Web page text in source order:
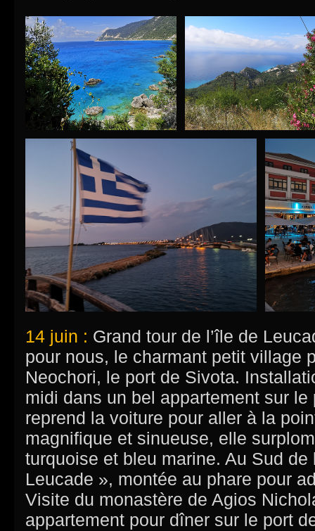
14 juin : Grand tour de l’île de
pour nous, le charmant petit village
Neochori, le port de Sivota.
midi dans un bel appartement sur
reprend la voiture pour aller à la
magnifique et sinueuse, elle
turquoise et bleu marine. Au Sud de
Leucade », montée au phare pour
Visite du monastère de Agios
appartement pour dîner sur le port